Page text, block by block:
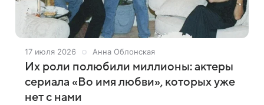
17 июля 2026 Анна Облонская
Их роли полюбили миллионы: актеры
сериала «Во имя любви», которых уже
нет с нами